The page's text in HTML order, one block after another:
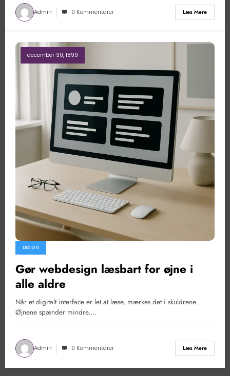
Admin 0 Kommentarer Læs Mere
december 30, 1899
DESIGN
Gør webdesign læsbart for øjne i
alle aldre
Når et digitalt interface er let at læse, mærkes det i skuldrene.
Øjnene spænder mindre,…
Admin 0 Kommentarer Læs Mere